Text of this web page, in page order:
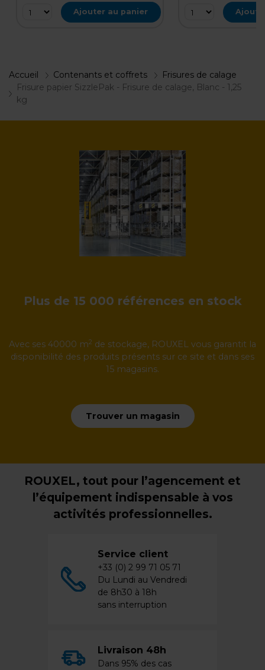
Ajouter au panier
Accueil Contenants et coffrets
Frisures de calage
Frisure papier SizzlePak - Frisure de calage, Blanc - 1,25
kg
Plus de 15 000 références en stock
Avec ses 40000 m2 de stockage, ROUXEL vous garantit la
disponibilité des produits présents sur ce site et dans ses
15 magasins.
Trouver un magasin
ROUXEL, tout pour l’agencement et
l’équipement indispensable à vos
activités professionnelles.
Service client
+33 (0) 2 99 71 05 71
Du Lundi au Vendredi
de 8h30 à 18h
sans interruption
Livraison 48h
Dans 95% des cas